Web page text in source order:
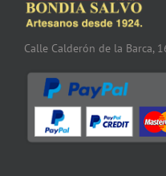
Calle Calderón de la Barca,